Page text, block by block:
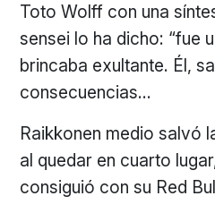
Toto Wolff con una
sensei lo ha dicho: “fue
brincaba exultante. Él,
consecuencias…
Raikkonen medio salvó
al quedar en cuarto
consiguió con su Red